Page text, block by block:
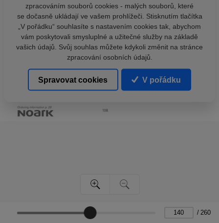
/ 260
zpracováním souborů cookies - malých souborů, které
se dočasně ukládají ve vašem prohlížeči. Stisknutím tlačítka
„V pořádku“ souhlasíte s nastavením cookies tak, abychom
vám poskytovali smysluplné a užitečné služby na základě
vašich údajů. Svůj souhlas můžete kdykoli změnit na stránce
zpracování osobních údajů.
Spravovat cookies V pořádku